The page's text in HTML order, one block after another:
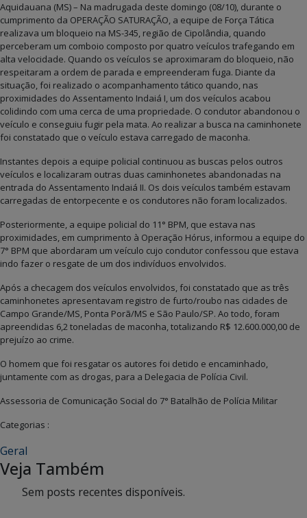
Aquidauana (MS) – Na madrugada deste domingo (08/10), durante o
cumprimento da OPERAÇÃO SATURAÇÃO, a equipe de Força Tática
realizava um bloqueio na MS-345, região de Cipolândia, quando
perceberam um comboio composto por quatro veículos trafegando em
alta velocidade. Quando os veículos se aproximaram do bloqueio, não
respeitaram a ordem de parada e empreenderam fuga. Diante da
situação, foi realizado o acompanhamento tático quando, nas
proximidades do Assentamento Indaiá I, um dos veículos acabou
colidindo com uma cerca de uma propriedade. O condutor abandonou o
veículo e conseguiu fugir pela mata. Ao realizar a busca na caminhonete
foi constatado que o veículo estava carregado de maconha.
Instantes depois a equipe policial continuou as buscas pelos outros
veículos e localizaram outras duas caminhonetes abandonadas na
entrada do Assentamento Indaiá II. Os dois veículos também estavam
carregadas de entorpecente e os condutores não foram localizados.
Posteriormente, a equipe policial do 11° BPM, que estava nas
proximidades, em cumprimento à Operação Hórus, informou a equipe do
7° BPM que abordaram um veículo cujo condutor confessou que estava
indo fazer o resgate de um dos indivíduos envolvidos.
Após a checagem dos veículos envolvidos, foi constatado que as três
caminhonetes apresentavam registro de furto/roubo nas cidades de
Campo Grande/MS, Ponta Porã/MS e São Paulo/SP. Ao todo, foram
apreendidas 6,2 toneladas de maconha, totalizando R$ 12.600.000,00 de
prejuízo ao crime.
O homem que foi resgatar os autores foi detido e encaminhado,
juntamente com as drogas, para a Delegacia de Polícia Civil.
Assessoria de Comunicação Social do 7° Batalhão de Polícia Militar
Categorias :
Geral
Veja Também
Sem posts recentes disponíveis.